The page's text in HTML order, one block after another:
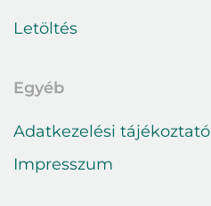
Letöltés
Egyéb
Adatkezelési tájékoztató
Impresszum